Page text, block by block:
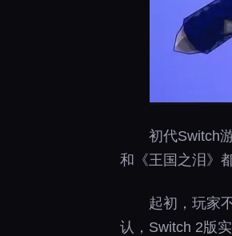
初代Switch
和《王国之泪》
起初，玩家
认，Switch 2版